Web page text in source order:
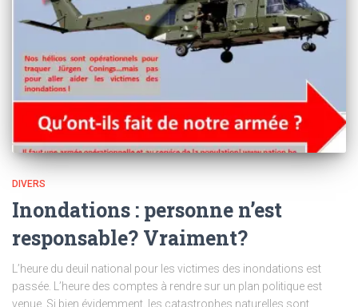
DIVERS
Inondations : personne n’est
responsable? Vraiment?
L’heure du deuil national pour les victimes des inondations est
passée. L’heure des comptes à rendre sur un plan politique est
venue. Si bien évidemment, les catastrophes naturelles sont